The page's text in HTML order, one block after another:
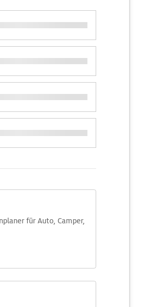
für Auto, Camper,